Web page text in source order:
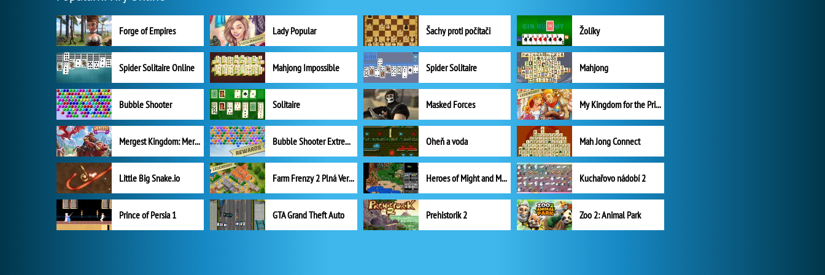
Forge of Empires Lady Popular Šachy proti počítači Žolíky
Spider Solitaire Online Mahjong Impossible Spider Solitaire Mahjong
Bubble Shooter Solitaire Masked Forces My Kingdom for the Princess Plná verze
Mergest Kingdom: Merge Puzzle Bubble Shooter Extreme Oheň a voda Mah Jong Connect
Little Big Snake.io Farm Frenzy 2 Plná Verze Heroes of Might and Magic II Kuchařovo nádobí 2
Prince of Persia 1 GTA Grand Theft Auto Prehistorik 2 Zoo 2: Animal Park